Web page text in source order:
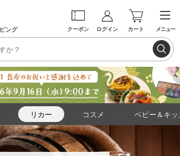
ング クーポン ログイン カート メニュー
リカー コスメ ベビー＆キッ